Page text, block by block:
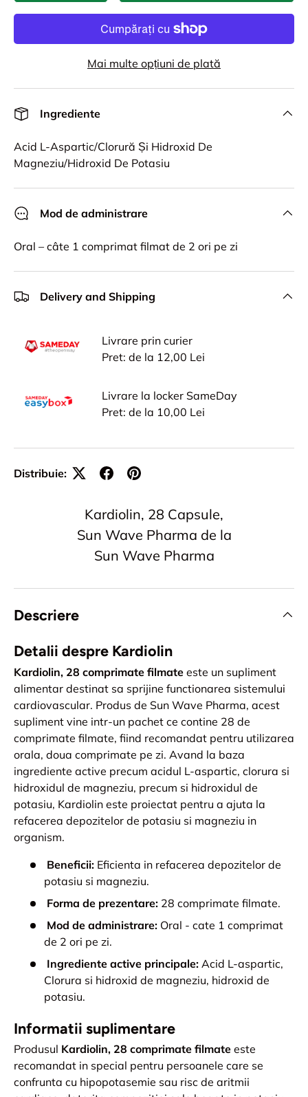
Mai multe opțiuni de plată
Ingrediente
Acid L-Aspartic/Clorură Și Hidroxid De
Magneziu/Hidroxid De Potasiu
Mod de administrare
Oral – câte 1 comprimat filmat de 2 ori pe zi
Delivery and Shipping
Livrare prin curier
Pret: de la 12,00 Lei
Livrare la locker SameDay
Pret: de la 10,00 Lei
Distribuie:
Kardiolin, 28 Capsule,
Sun Wave Pharma de la
Sun Wave Pharma
Descriere
Detalii despre Kardiolin
Kardiolin, 28 comprimate filmate este un supliment
alimentar destinat sa sprijine functionarea sistemului
cardiovascular. Produs de Sun Wave Pharma, acest
supliment vine intr-un pachet ce contine 28 de
comprimate filmate, fiind recomandat pentru utilizarea
orala, doua comprimate pe zi. Avand la baza
ingrediente active precum acidul L-aspartic, clorura si
hidroxidul de magneziu, precum si hidroxidul de
potasiu, Kardiolin este proiectat pentru a ajuta la
refacerea depozitelor de potasiu si magneziu in
organism.
Beneficii: Eficienta in refacerea depozitelor de
potasiu si magneziu.
Forma de prezentare: 28 comprimate filmate.
Mod de administrare: Oral - cate 1 comprimat
de 2 ori pe zi.
Ingrediente active principale: Acid L-aspartic,
Clorura si hidroxid de magneziu, hidroxid de
potasiu.
Informatii suplimentare
Produsul Kardiolin, 28 comprimate filmate este
recomandat in special pentru persoanele care se
confrunta cu hipopotasemie sau risc de aritmii